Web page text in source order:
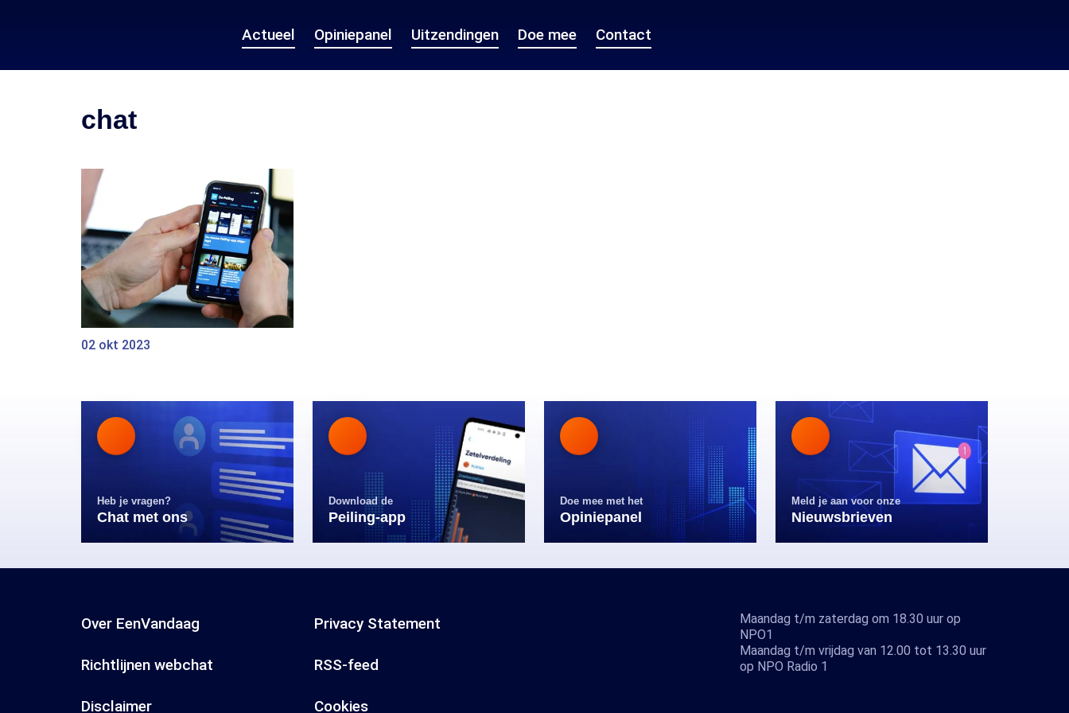
Actueel Opiniepanel Uitzendingen Doe mee Contact
chat
02 okt 2023
Heb je vragen?
Chat met ons
Download de
Peiling-app
Doe mee met het
Opiniepanel
Meld je aan voor onze
Nieuwsbrieven
Over EenVandaag Privacy Statement
Richtlijnen webchat RSS-feed
Disclaimer Cookies
Maandag t/m zaterdag om 18.30 uur op
NPO1
Maandag t/m vrijdag van 12.00 tot 13.30 uur
op NPO Radio 1